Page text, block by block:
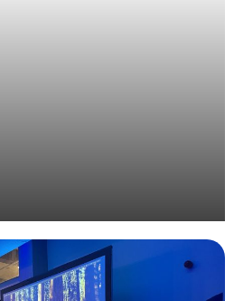
corporate au vert pour
Valrhona